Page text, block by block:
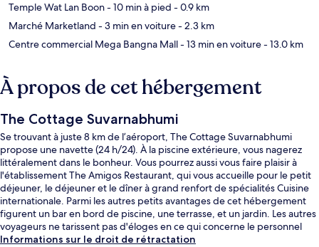
Temple Wat Lan Boon- 10 min à pied - 0.9 km
Marché Marketland - 3 min en voiture- 2.3 km
Centre commercial Mega Bangna Mall- 13 min en voiture- 13.0 km
À propos de cet hébergement
The Cottage Suvarnabhumi
Se trouvant à juste 8 km de l’aéroport, The Cottage Suvarnabhumi
propose une navette (24 h/24). À la piscine extérieure, vous nagerez
littéralement dans le bonheur. Vous pourrez aussi vous faire plaisir à
l'établissement The Amigos Restaurant, qui vous accueille pour le petit
déjeuner, le déjeuner et le dîner à grand renfort de spécialités Cuisine
internationale. Parmi les autres petits avantages de cet hébergement
figurent un bar en bord de piscine, une terrasse, et un jardin. Les autres
voyageurs ne tarissent pas d'éloges en ce qui concerne le personnel
attentionné et le bon rapport qualité-prix.
Informations sur le droit de rétractation